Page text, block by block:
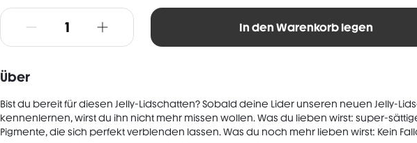
In den Warenkorb legen
Über
Bist du bereit für diesen Jelly-Lidschatten? Sobald deine Lider unseren neuen Jelly-
kennenlernen, wirst du ihn nicht mehr missen wollen. Was du lieben wirst: super-
Pigmente, die sich perfekt verblenden lassen. Was du noch mehr lieben wirst: Kein